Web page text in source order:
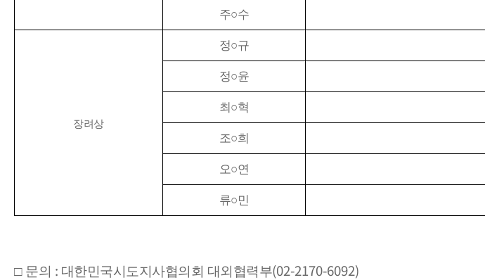
입법동향주○수
장려상
정○규
정○윤
최○혁
조○희
오○연
류○민
□ 문의 : 대한민국시도지사협의회 대외협력부(02-2170-6092)